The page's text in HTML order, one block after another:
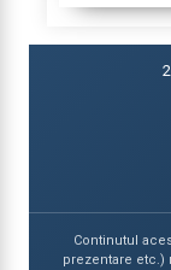
Continutul
prezentare etc.)